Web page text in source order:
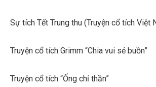
Sự tích Tết Trung thu (Truyện cổ tích Việt
Truyện cổ tích Grimm “Chia vui sẻ buồn”
Truyện cổ tích “Ống chỉ thần”